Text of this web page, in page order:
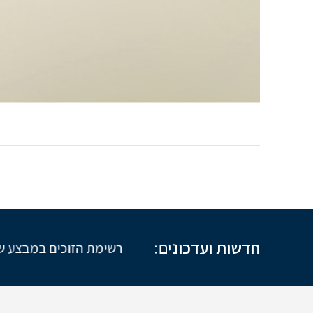
חדשות ועדכונים: רשימת הזוכים במבצע